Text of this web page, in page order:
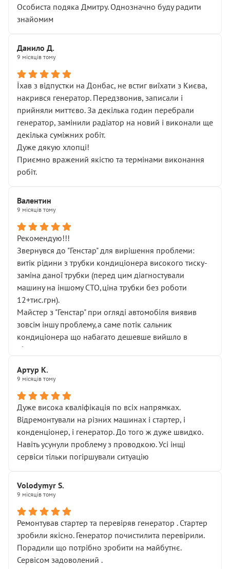
Особиста подяка Дмитру. Однозначно буду радити
знайомим
Данило Д.
9 місяців тому
Їхав з відпустки на Донбас, не встиг виїхати з Києва,
накрився генератор. Передзвонив, записали і
прийняли миттєво. За декілька годин перебрали
генератор, замінили радіатор на новий і виконали ще
декілька суміжних робіт.
Дуже дякую хлопці!
Приємно вражений якістю та термінами виконання
робіт.
Валентин
9 місяців тому
Рекомендую!!!
Звернувся до "Генстар" для вирішення проблеми:
витік рідини з трубки кондиціонера високого тиску-
заміна даної трубки (перед цим діагностували
машину на іншому СТО,ціна трубки без роботи
12+тис.грн).
Майстер з "Генстар" при огляді автомобіля виявив
зовсім іншу проблему,а саме потік сальник
кондиціонера що набагато дешевше вийшло в
підсумку.
Артур К.
9 місяців тому
Дуже висока кваліфікація по всіх напрямках.
Відремонтували на різних машинах і стартер, і
конденціонер, і генератор. До того ж дуже швидко.
Навіть усунули проблему з проводкою. Усі інщі
сервіси тільки погіршували ситуацію
Volodymyr S.
9 місяців тому
Ремонтував стартер та перевіряв генератор . Стартер
зробили якісно. Генератор почистилита перевірили.
Порадили що потрібно зробити на майбутнє.
Сервісом задоволений .